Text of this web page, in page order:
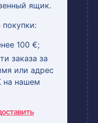
ящик.
100 €;
заказа за
или адрес
на нашем